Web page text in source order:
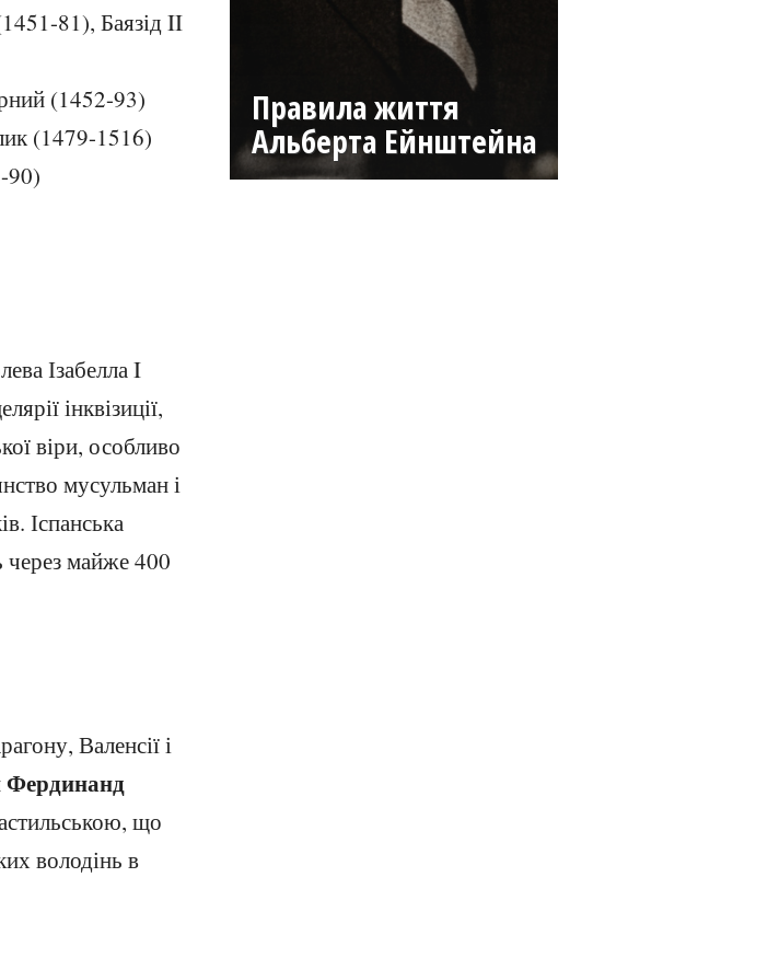
81), Баязід II
(1452-93)
(1479-1516)
90)
Ізабелла I
інквізиції,
віри, особливо
мусульман і
Іспанська
через майже 400
Валенсії і
Фердинанд
що
володінь в
Правила життя
Альберта Ейнштейна